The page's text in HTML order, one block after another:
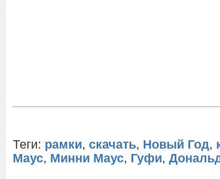
Теги: рамки, скачать, Новый Год,
Маус, Минни Маус, Гуфи,